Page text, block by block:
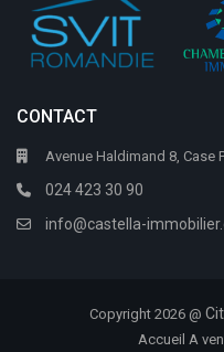
CONTACT
Avenue Haldimand 8, Case
024 423 30 90
info@castella-
Copyright 2026 @
Accueil A